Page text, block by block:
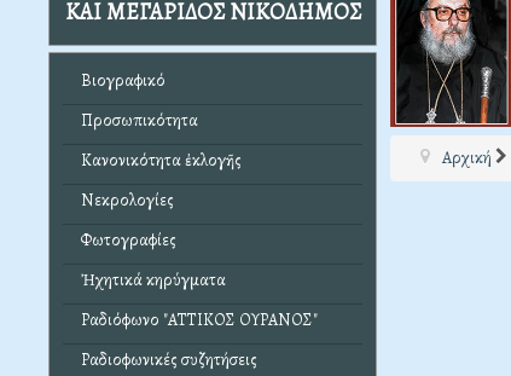
ΚΑΙ ΜΕΓΑΡΙΔΟΣ ΝΙΚΟΔΗΜΟΣ
Βιογραφικό
Προσωπικότητα
Κανονικότητα ἐκλογῆς
Νεκρολογίες
Φωτογραφίες
Ἠχητικά κηρύγματα
Ραδιόφωνο "ΑΤΤΙΚΟΣ ΟΥΡΑΝΟΣ"
Ραδιοφωνικές συζητήσεις
Αρχική